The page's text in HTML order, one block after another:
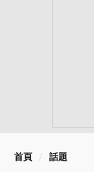
首頁 話題